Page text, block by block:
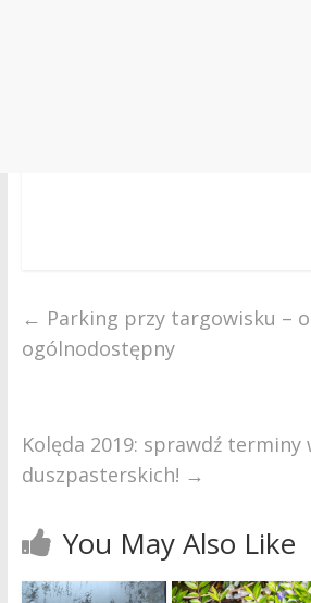
← Parking przy targowisku –
ogólnodostępny
Kolęda 2019: sprawdź terminy
duszpasterskich! →
You May Also Like